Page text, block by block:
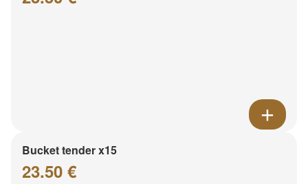
Bucket tender x15
23.50 €